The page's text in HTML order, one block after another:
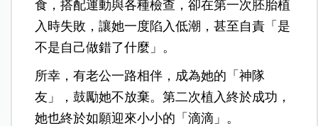
食，搭配運動與各種檢查，卻在第一次胚胎植
入時失敗，讓她一度陷入低潮，甚至自責「是
不是自己做錯了什麼」。
所幸，有老公一路相伴，成為她的「神隊
友」，鼓勵她不放棄。第二次植入終於成功，
她也終於如願迎來小小的「滴滴」。